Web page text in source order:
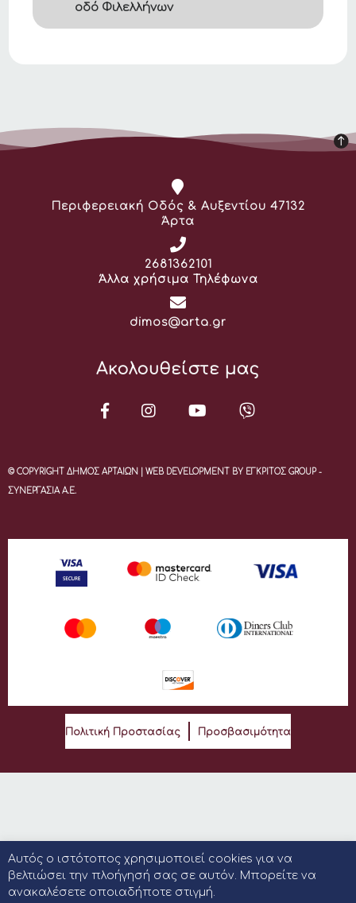
οδό Φιλελλήνων
Διεύθυνση:
Περιφερειακή Οδός & Αυξεντίου 47132
Άρτα
Τηλέφωνο:
2681362101
Άλλα χρήσιμα Τηλέφωνα
Email:
dimos@arta.gr
Ακολουθείστε μας
© COPYRIGHT ΔΗΜΟΣ ΑΡΤΑΙΩΝ | WEB DEVELOPMENT BY ΕΓΚΡΙΤΟΣ GROUP -
ΣΥΝΕΡΓΑΣΙΑ Α.Ε.
Πολιτική Προστασίας Προσβασιμότητα
Αυτός ο ιστότοπος χρησιμοποιεί cookies για να
βελτιώσει την πλοήγησή σας σε αυτόν. Μπορείτε να
ανακαλέσετε οποιαδήποτε στιγμή.